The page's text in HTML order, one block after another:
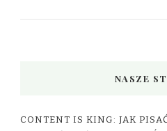
NASZE
CONTENT IS KING: JAK